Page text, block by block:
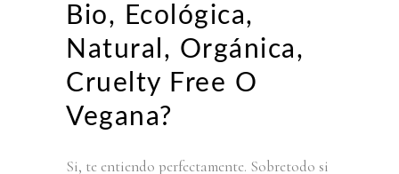
Bio, Ecológica,
Natural, Orgánica,
Cruelty Free O
Vegana?
Si, te entiendo perfectamente. Sobretodo si